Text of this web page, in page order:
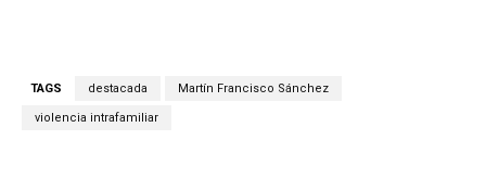
TAGS destacada Martín Francisco Sánchez
violencia intrafamiliar